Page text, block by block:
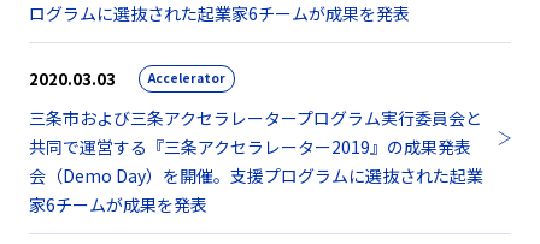
ログラムに選抜された起業家6チームが成果を発表
2020.03.03 Accelerator
三条市および三条アクセラレータープログラム実行委員会と
共同で運営する『三条アクセラレーター2019』の成果発表
会（Demo Day）を開催。支援プログラムに選抜された起業
家6チームが成果を発表